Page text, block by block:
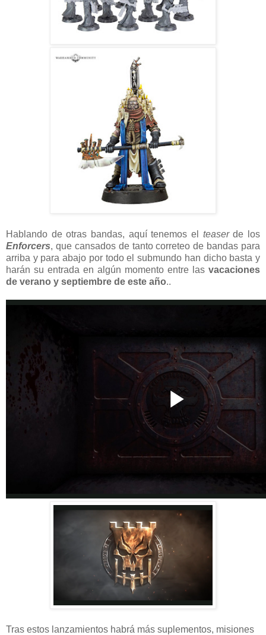
Hablando de otras bandas, aquí tenemos el teaserde los
Enforcers, que cansados de tanto correteo de bandas para
arriba y para abajo por todo el submundo han dicho basta y
harán su entrada en algún momento entre las vacaciones
de verano y septiembre de este año..
Tras estos lanzamientos habrá más suplementos, misiones